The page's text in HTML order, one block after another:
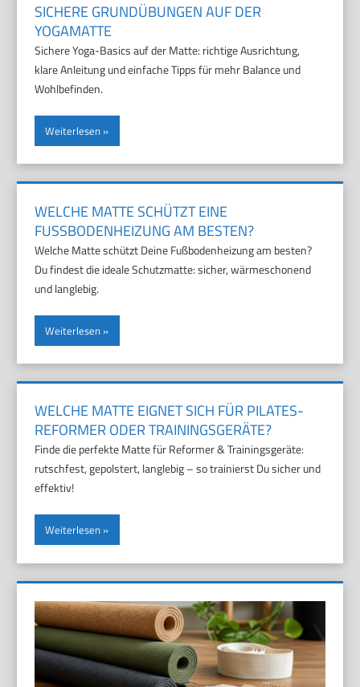
SICHERE GRUNDÜBUNGEN AUF DER
YOGAMATTE
Sichere Yoga-Basics auf der Matte: richtige Ausrichtung,
klare Anleitung und einfache Tipps für mehr Balance und
Wohlbefinden.
Weiterlesen
WELCHE MATTE SCHÜTZT EINE
FUSSBODENHEIZUNG AM BESTEN?
Welche Matte schützt Deine Fußbodenheizung am besten?
Du findest die ideale Schutzmatte: sicher, wärmeschonend
und langlebig.
Weiterlesen
WELCHE MATTE EIGNET SICH FÜR PILATES-
REFORMER ODER TRAININGSGERÄTE?
Finde die perfekte Matte für Reformer & Trainingsgeräte:
rutschfest, gepolstert, langlebig – so trainierst Du sicher und
effektiv!
Weiterlesen